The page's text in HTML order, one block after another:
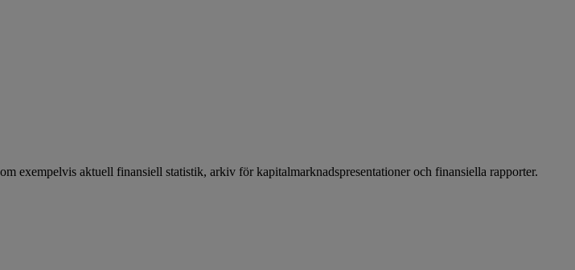
exempelvis aktuell finansiell statistik, arkiv för kapitalmarknadspresentationer och finansiella rapporter.